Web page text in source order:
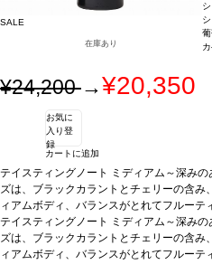
SALE
在庫あり
¥24,200→¥20,350
お気に
入り登
録
カートに追加
テイスティングノート
ミディアム～深み
ズは、ブラックカラントとチェリーの含
ィアムボディ、バランスがとれてフルー
タンニンを伴う、程良いウェイトと濃縮
ポテンシャルを感じさせる。JKW葡萄品種
テイスティングノート
ミディアム～深み
ズは、ブラックカラントとチェリーの含
ィアムボディ、バランスがとれてフルー